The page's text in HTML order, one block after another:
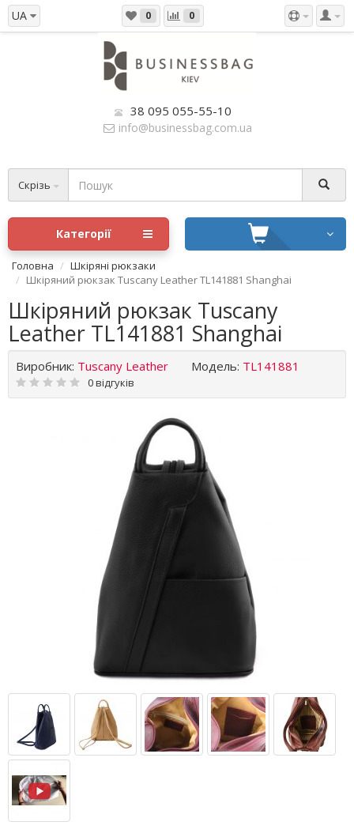
UA 0 0
38 095 055-55-10
info@businessbag.com.ua
Скрізь
Категорії
Головна
Шкіряні рюкзаки
Шкіряний рюкзак Tuscany Leather TL141881 Shanghai
Шкіряний рюкзак Tuscany
Leather TL141881 Shanghai
Виробник: Tuscany Leather Модель: TL141881
0 відгуків